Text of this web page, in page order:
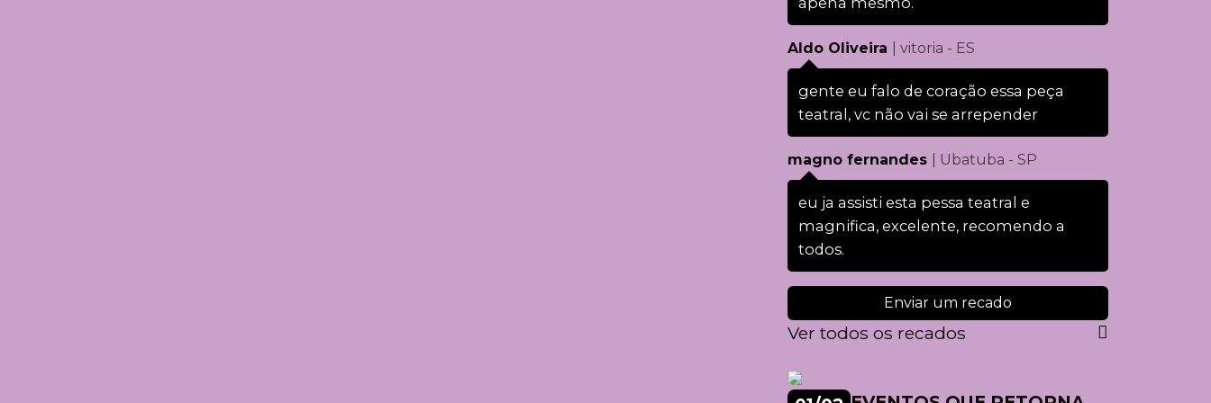
Aldo Oliveira | vitoria - ES
gente eu falo de coração essa peça
teatral, vc não vai se arrepender
magno fernandes | Ubatuba - SP
eu ja assisti esta pessa teatral e
magnifica, excelente, recomendo a
todos.
Enviar um recado
Ver todos os recados